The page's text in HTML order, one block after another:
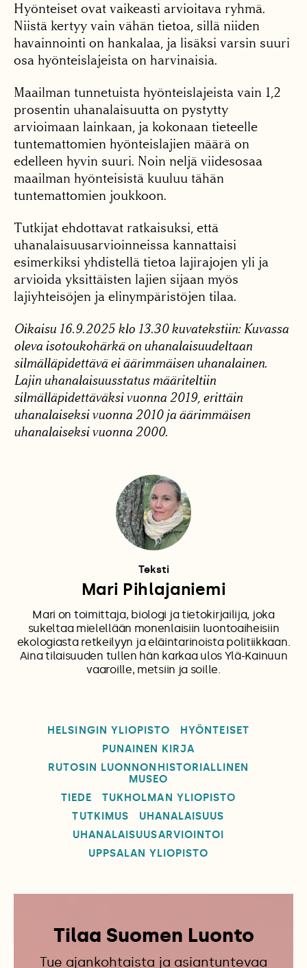
Hyönteiset ovat vaikeasti arvioitava ryhmä.
Niistä kertyy vain vähän tietoa, sillä niiden
havainnointi on hankalaa, ja lisäksi varsin suuri
osa hyönteislajeista on harvinaisia.
Maailman tunnetuista hyönteislajeista vain 1,2
prosentin uhanalaisuutta on pystytty
arvioimaan lainkaan, ja kokonaan tieteelle
tuntemattomien hyönteislajien määrä on
edelleen hyvin suuri. Noin neljä viidesosaa
maailman hyönteisistä kuuluu tähän
tuntemattomien joukkoon.
Tutkijat ehdottavat ratkaisuksi, että
uhanalaisuusarvioinneissa kannattaisi
esimerkiksi yhdistellä tietoa lajirajojen yli ja
arvioida yksittäisten lajien sijaan myös
lajiyhteisöjen ja elinympäristöjen tilaa.
Oikaisu 16.9.2025 klo 13.30 kuvatekstiin: Kuvassa
oleva isotoukohärkä on uhanalaisuudeltaan
silmälläpidettävä ei äärimmäisen uhanalainen.
Lajin uhanalaisuusstatus määriteltiin
silmälläpidettäväksi vuonna 2019, erittäin
uhanalaiseksi vuonna 2010 ja äärimmäisen
uhanalaiseksi vuonna 2000.
Teksti
Mari Pihlajaniemi
Mari on toimittaja, biologi ja tietokirjailija, joka
sukeltaa mielellään monenlaisiin luontoaiheisiin
ekologiasta retkeilyyn ja eläintarinoista politiikkaan.
Aina tilaisuuden tullen hän karkaa ulos Ylä-Kainuun
vaaroille, metsiin ja soille.
HELSINGIN YLIOPISTO
HYÖNTEISET
PUNAINEN KIRJA
RUTOSIN LUONNONHISTORIALLINEN
MUSEO
TIEDE
TUKHOLMAN YLIOPISTO
TUTKIMUS
UHANALAISUUS
UHANALAISUUSARVIOINTOI
UPPSALAN YLIOPISTO
Tilaa Suomen Luonto
Tue ajankohtaista ja asiantuntevaa